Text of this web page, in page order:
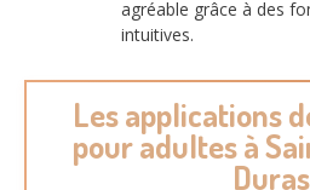
agréable grâce à des
intuitives.
Les applications
pour adultes à
Duras